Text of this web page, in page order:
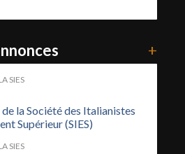
+
SIES
la Société des Italianistes
Supérieur (SIES)
SIES